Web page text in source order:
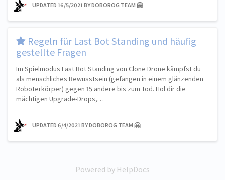
UPDATED 16/5/2021 BY DOBOROG TEAM 🤗
​Regeln für Last Bot Standing und häufig
gestellte Fragen
Im Spielmodus Last Bot Standing von Clone Drone kämpfst du
als menschliches Bewusstsein (gefangen in einem glänzenden
Roboterkörper) gegen 15 andere bis zum Tod. Hol dir die
mächtigen Upgrade-Drops,…
UPDATED 6/4/2021 BY DOBOROG TEAM 🤗
Powered by HelpDocs